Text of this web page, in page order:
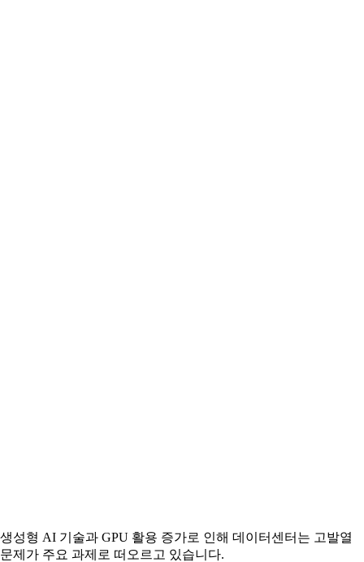
생성형 AI 기술과 GPU 활용 증가로 인해 데이터센터는 고발열
문제가 주요 과제로 떠오르고 있습니다.